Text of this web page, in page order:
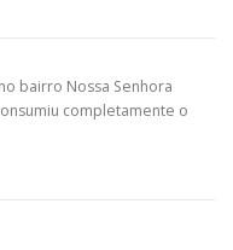
bairro Nossa Senhora
completamente o